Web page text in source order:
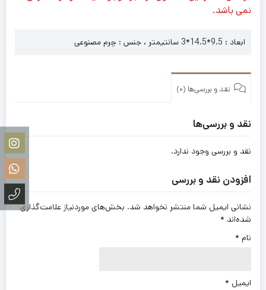
نمی باشد.
ابعاد : 9.5*14.5*3 سانتیمتر ، جنس : چرم مصنوعی
نقد و بررسی‌ها (0)
نقد و بررسی‌ها
نقد و بررسی وجود ندارد.
افزودن نقد و بررسی
نشانی ایمیل شما منتشر نخواهد شد. بخش‌های موردنیاز علامت‌گذاری
شده‌اند *
نام *
ایمیل *